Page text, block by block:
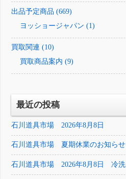
出品予定商品 (669)
ヨッショージャパン (1)
買取関連 (10)
買取商品案内 (9)
最近の投稿
石川道具市場 2026年8月8日
石川道具市場 夏期休業のお知らせ
石川道具市場 2026年8月8日 冷洗